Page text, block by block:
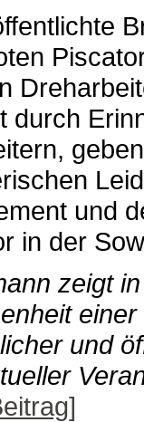
durch
und
in der
zeigt
und